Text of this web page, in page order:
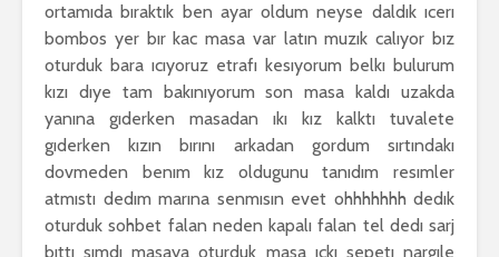
ortamıda bıraktık ben ayar oldum neyse daldık ıcerı
bombos yer bır kac masa var latın muzık calıyor bız
oturduk bara ıcıyoruz etrafı kesıyorum belkı bulurum
kızı dıye tam bakınıyorum son masa kaldı uzakda
yanına gıderken masadan ıkı kız kalktı tuvalete
gıderken kızın bırını arkadan gordum sırtındakı
dovmeden benım kız oldugunu tanıdım resımler
atmıstı dedım marına senmısın evet ohhhhhhh dedık
oturduk sohbet falan neden kapalı falan tel dedı sarj
bıttı sımdı masaya oturduk masa ıckı sepetı nargıle